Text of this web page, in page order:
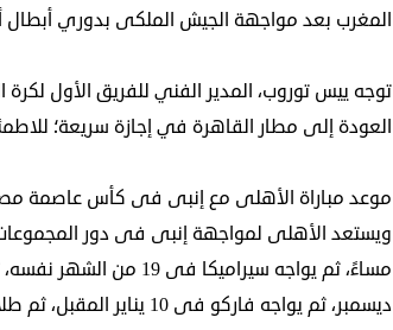
المغرب بعد مواجهة الجيش الملكى بدوري أبطال
توجه ييس توروب، المدير الفني للفريق الأول
العودة إلى مطار القاهرة في إجازة سريعة؛
موعد مباراة الأهلى مع إنبى فى كأس عاصمة
ديسمبر، ثم يواجه فاركو فى 10 يناير المقبل، ثم طلائع الجيش في 15 يناير.